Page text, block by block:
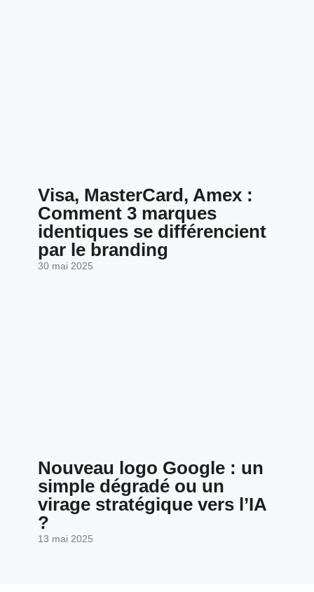
Visa, MasterCard, Amex :
Comment 3 marques
identiques se différencient
par le branding
30 mai 2025
Nouveau logo Google : un
simple dégradé ou un
virage stratégique vers l’IA
?
13 mai 2025